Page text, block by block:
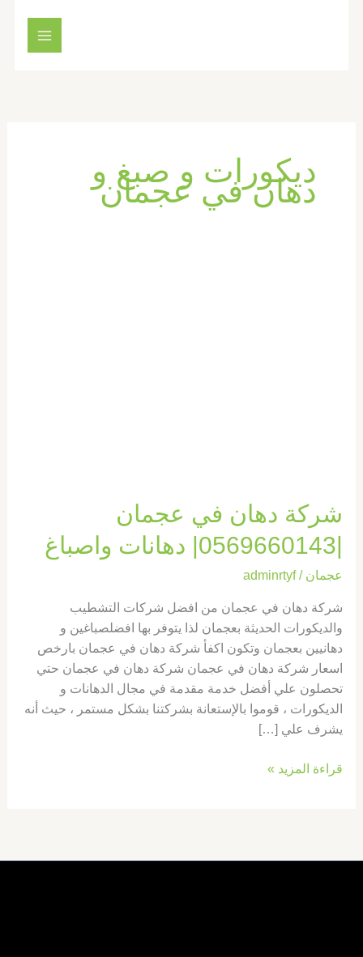
ديكورات و صبغ و
دهان في عجمان
شركة دهان في عجمان
|0569660143| دهانات واصباغ
عجمان /
adminrtyf
شركة دهان في عجمان من افضل شركات التشطيب
والديكورات الحديثة بعجمان لذا يتوفر بها افضلصباغين و
دهانيين بعجمان وتكون اكفأ شركة دهان في عجمان بارخص
اسعار شركة دهان في عجمان شركة دهان في عجمان حتي
تحصلون علي أفضل خدمة مقدمة في مجال الدهانات و
الديكورات ، قوموا بالإستعانة بشركتنا بشكل مستمر ، حيث أنه
يشرف علي […]
قراءة المزيد »